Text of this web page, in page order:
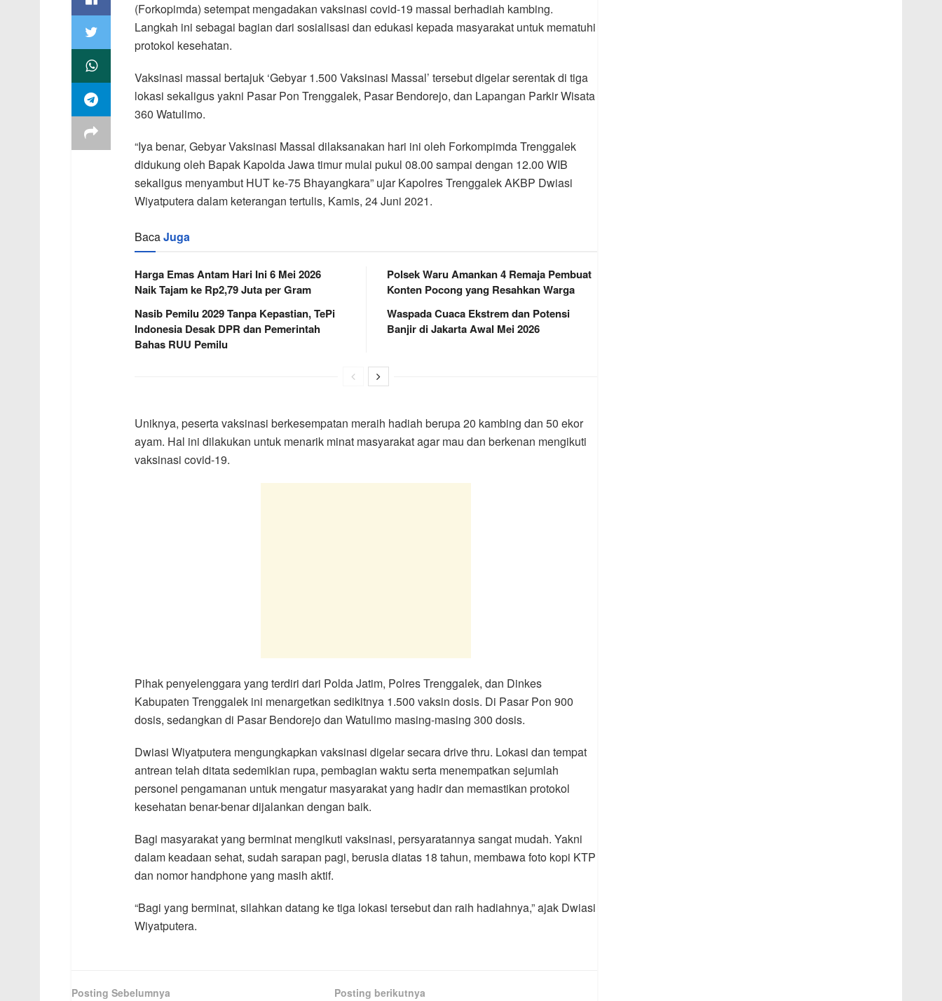
(Forkopimda) setempat mengadakan vaksinasi covid-19 massal berhadiah kambing.
Langkah ini sebagai bagian dari sosialisasi dan edukasi kepada masyarakat untuk mematuhi
protokol kesehatan.
Vaksinasi massal bertajuk ‘Gebyar 1.500 Vaksinasi Massal’ tersebut digelar serentak di tiga
lokasi sekaligus yakni Pasar Pon Trenggalek, Pasar Bendorejo, dan Lapangan Parkir Wisata
360 Watulimo.
“Iya benar, Gebyar Vaksinasi Massal dilaksanakan hari ini oleh Forkompimda Trenggalek
didukung oleh Bapak Kapolda Jawa timur mulai pukul 08.00 sampai dengan 12.00 WIB
sekaligus menyambut HUT ke-75 Bhayangkara” ujar Kapolres Trenggalek AKBP Dwiasi
Wiyatputera dalam keterangan tertulis, Kamis, 24 Juni 2021.
BacaJuga
Harga Emas Antam Hari Ini 6 Mei 2026
Naik Tajam ke Rp2,79 Juta per Gram
Nasib Pemilu 2029 Tanpa Kepastian, TePi
Indonesia Desak DPR dan Pemerintah
Bahas RUU Pemilu
Polsek Waru Amankan 4 Remaja Pembuat
Konten Pocong yang Resahkan Warga
Waspada Cuaca Ekstrem dan Potensi
Banjir di Jakarta Awal Mei 2026
Uniknya, peserta vaksinasi berkesempatan meraih hadiah berupa 20 kambing dan 50 ekor
ayam. Hal ini dilakukan untuk menarik minat masyarakat agar mau dan berkenan mengikuti
vaksinasi covid-19.
Pihak penyelenggara yang terdiri dari Polda Jatim, Polres Trenggalek, dan Dinkes
Kabupaten Trenggalek ini menargetkan sedikitnya 1.500 vaksin dosis. Di Pasar Pon 900
dosis, sedangkan di Pasar Bendorejo dan Watulimo masing-masing 300 dosis.
Dwiasi Wiyatputera mengungkapkan vaksinasi digelar secara drive thru. Lokasi dan tempat
antrean telah ditata sedemikian rupa, pembagian waktu serta menempatkan sejumlah
personel pengamanan untuk mengatur masyarakat yang hadir dan memastikan protokol
kesehatan benar-benar dijalankan dengan baik.
Bagi masyarakat yang berminat mengikuti vaksinasi, persyaratannya sangat mudah. Yakni
dalam keadaan sehat, sudah sarapan pagi, berusia diatas 18 tahun, membawa foto kopi KTP
dan nomor handphone yang masih aktif.
“Bagi yang berminat, silahkan datang ke tiga lokasi tersebut dan raih hadiahnya,” ajak Dwiasi
Wiyatputera.
Posting Sebelumnya Posting berikutnya